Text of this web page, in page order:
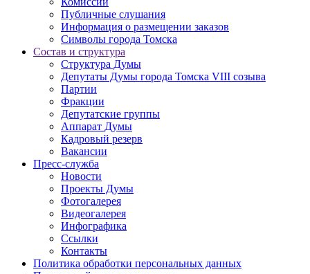
Публичные слушания
Информация о размещении заказов
Символы города Томска
Состав и структура
Структура Думы
Депутаты Думы города Томска VIII созыва
Партии
Фракции
Депутатские группы
Аппарат Думы
Кадровый резерв
Вакансии
Пресс-служба
Новости
Проекты Думы
Фотогалерея
Видеогалерея
Инфографика
Ссылки
Контакты
Политика обработки персональных данных